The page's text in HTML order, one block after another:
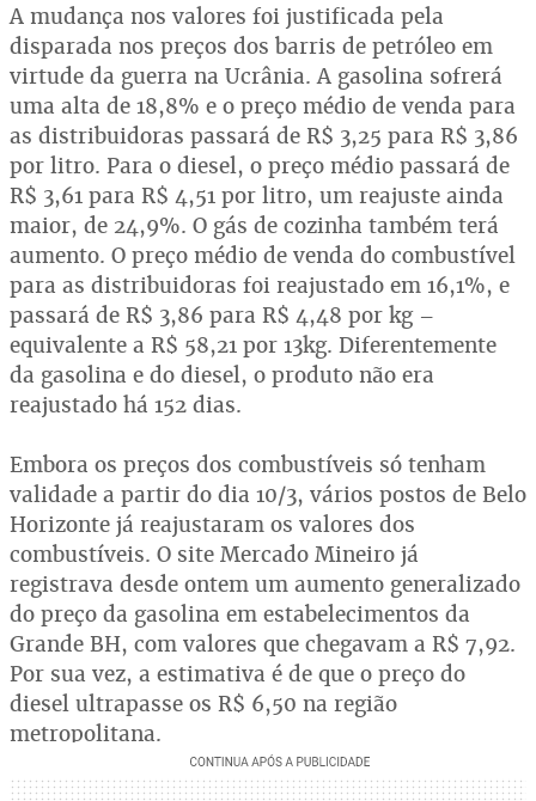
A mudança nos valores foi justificada pela
disparada nos preços dos barris de petróleo em
virtude da guerra na Ucrânia. A gasolina sofrerá
uma alta de 18,8% e o preço médio de venda para
as distribuidoras passará de R$ 3,25 para R$ 3,86
por litro. Para o diesel, o preço médio passará de
R$ 3,61 para R$ 4,51 por litro, um reajuste ainda
maior, de 24,9%. O gás de cozinha também terá
aumento. O preço médio de venda do combustível
para as distribuidoras foi reajustado em 16,1%, e
passará de R$ 3,86 para R$ 4,48 por kg –
equivalente a R$ 58,21 por 13kg. Diferentemente
da gasolina e do diesel, o produto não era
reajustado há 152 dias.
Embora os preços dos combustíveis só tenham
validade a partir do dia 10/3, vários postos de Belo
Horizonte já reajustaram os valores dos
combustíveis. O site Mercado Mineiro já
registrava desde ontem um aumento generalizado
do preço da gasolina em estabelecimentos da
Grande BH, com valores que chegavam a R$ 7,92.
Por sua vez, a estimativa é de que o preço do
diesel ultrapasse os R$ 6,50 na região
metropolitana.